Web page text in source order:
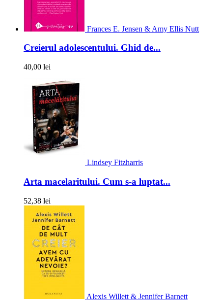
Frances E. Jensen & Amy Ellis Nutt
Creierul adolescentului. Ghid de...
40,00 lei
Lindsey Fitzharris
Arta macelaritului. Cum s-a luptat...
52,38 lei
Alexis Willett & Jennifer Barnett